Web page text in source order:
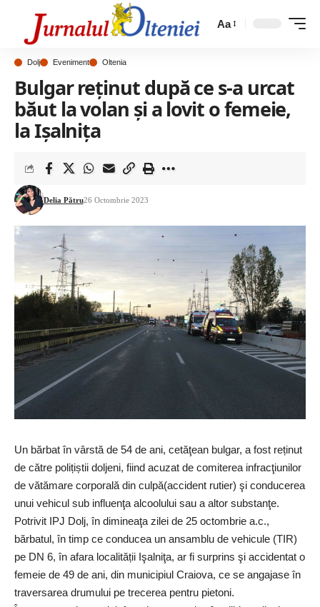
Aa
Dolj Eveniment Oltenia
Bulgar reținut după ce s-a urcat
băut la volan și a lovit o femeie,
la Ișalnița
Delia Pătru26 Octombrie 2023
Un bărbat în vârstă de 54 de ani, cetăţean bulgar, a fost reținut
de către polițiștii doljeni, fiind acuzat de comiterea infracţiunilor
de vătămare corporală din culpă(accident rutier) şi conducerea
unui vehicul sub influenţa alcoolului sau a altor substanţe.
Potrivit IPJ Dolj, în dimineaţa zilei de 25 octombrie a.c.,
bărbatul, în timp ce conducea un ansamblu de vehicule (TIR)
pe DN 6, în afara localității Işalniţa, ar fi surprins şi accidentat o
femeie de 49 de ani, din municipiul Craiova, ce se angajase în
traversarea drumului pe trecerea pentru pietoni.